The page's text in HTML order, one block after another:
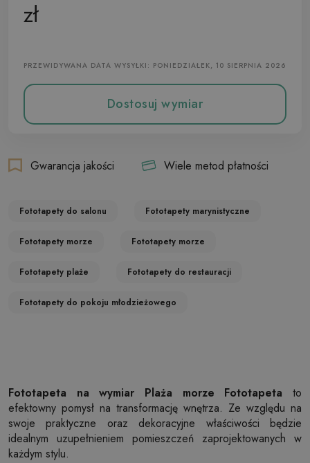
zł
PRZEWIDYWANA DATA WYSYŁKI: PONIEDZIAŁEK, 10 SIERPNIA 2026
Dostosuj wymiar
Gwarancja jakości Wiele metod płatności
Fototapety do salonu Fototapety marynistyczne
Fototapety morze Fototapety morze
Fototapety plaże Fototapety do restauracji
Fototapety do pokoju młodzieżowego
Fototapeta na wymiar Plaża morze Fototapeta to
efektowny pomysł na transformację wnętrza. Ze względu na
swoje praktyczne oraz dekoracyjne właściwości będzie
idealnym uzupełnieniem pomieszczeń zaprojektowanych w
każdym stylu.